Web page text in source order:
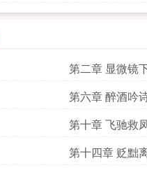
第二章 显微镜
第六章 醉酒吟
第十章 飞驰救
第十四章 贬黜